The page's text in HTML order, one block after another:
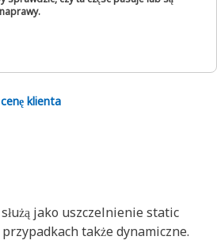
klienta
jako uszczelnienie static
także dynamiczne.